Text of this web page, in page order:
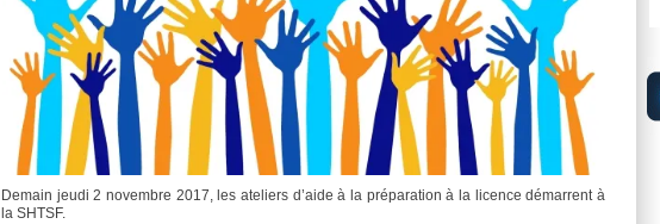
Demain jeudi 2 novembre 2017, les ateliers d’aide à la préparation à la licence démarrent à
la SHTSF.